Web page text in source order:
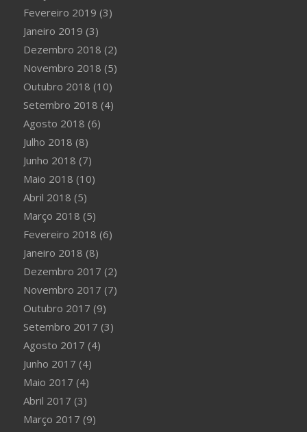
Fevereiro 2019 (3)
Janeiro 2019 (3)
Dezembro 2018 (2)
Novembro 2018 (5)
Outubro 2018 (10)
Setembro 2018 (4)
Agosto 2018 (6)
Julho 2018 (8)
Junho 2018 (7)
Maio 2018 (10)
Abril 2018 (5)
Março 2018 (5)
Fevereiro 2018 (6)
Janeiro 2018 (8)
Dezembro 2017 (2)
Novembro 2017 (7)
Outubro 2017 (9)
Setembro 2017 (3)
Agosto 2017 (4)
Junho 2017 (4)
Maio 2017 (4)
Abril 2017 (3)
Março 2017 (9)